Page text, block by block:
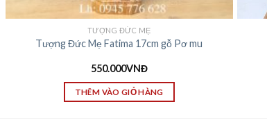
TƯỢNG ĐỨC MẸ
Tượng Đức Mẹ Fatima 17cm gỗ Pơ mu
550.000VNĐ
THÊM VÀO GIỎ HÀNG